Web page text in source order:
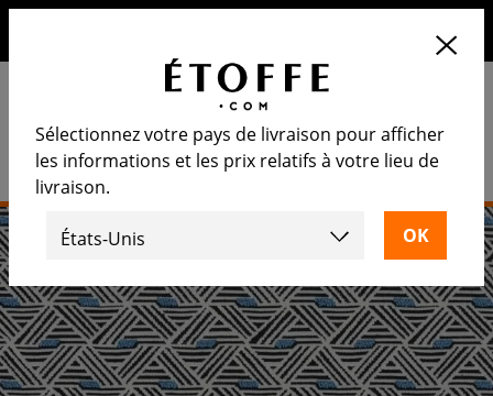
Sélectionnez votre pays de livraison pour afficher
les informations et les prix relatifs à votre lieu de
livraison.